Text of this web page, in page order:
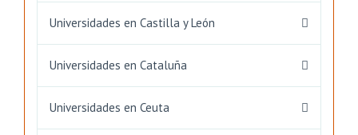
Universidades en Castilla y León
Universidades en Cataluña
Universidades en Ceuta